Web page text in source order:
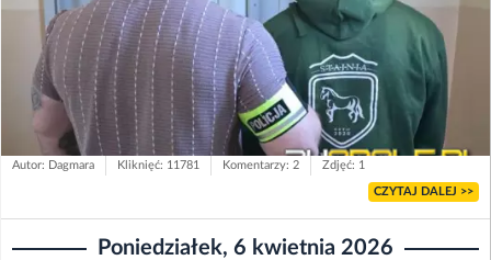
Autor: Dagmara Kliknięć: 11781 Komentarzy: 2 Zdjęć: 1
CZYTAJ DALEJ >>
Poniedziałek, 6 kwietnia 2026